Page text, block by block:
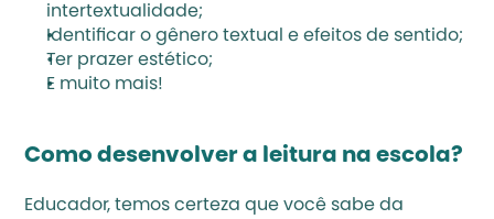
intertextualidade;
Identificar o gênero textual e efeitos de sentido;
Ter prazer estético;
E muito mais!
Como desenvolver a leitura na escola?
Educador, temos certeza que você sabe da